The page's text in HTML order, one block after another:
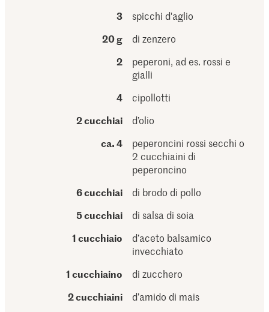
3
spicchi d'aglio
20 g
di zenzero
2
peperoni, ad es. rossi e
gialli
4
cipollotti
2 cucchiai
d’olio
ca. 4
peperoncini rossi secchi o
2 cucchiaini di
peperoncino
6 cucchiai
di brodo di pollo
5 cucchiai
di salsa di soia
1 cucchiaio
d’aceto balsamico
invecchiato
1 cucchiaino
di zucchero
2 cucchiaini
d’amido di mais